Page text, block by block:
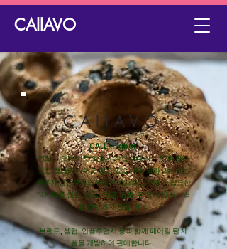
CAllAVO
CAllAVO
CALL + Labor
전화가 오면 바로 일을 시작합니다 라는 뜻의 콜라
보는 협업의 의미도 담고 있습니다. 콜라보에서는
주문자 생산유통의 푸드서비스로 고객에게 필요한
디저트를 생산, 납품, 공급, 유통, 판매 대행 서비스
를 한번에 제공합니다.
브랜드, 셀럽, 인플루언서 등과 함께 페어링 된 제
품을 개발하여 판매합니다.